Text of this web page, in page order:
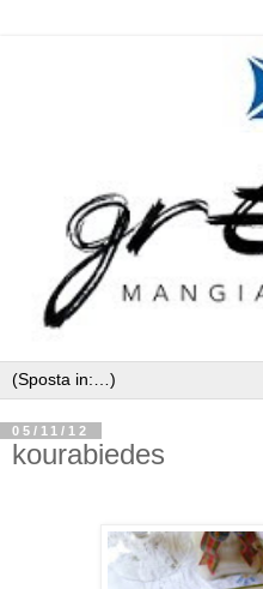
05/11/12
kourabiedes